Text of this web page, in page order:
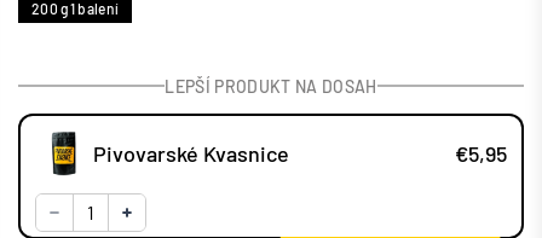
LEPŠÍ PRODUKT NA DOSAH
Pivovarské Kvasnice €5,95
200 g1 balení